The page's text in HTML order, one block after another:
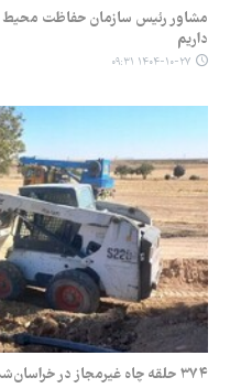
داریم
۱۴۰۴-۱۰-۲۷ ۰۹:۳۱
۳۷۴ حلقه چاه غیرمجاز در خراسان‌شمالی بسته شد